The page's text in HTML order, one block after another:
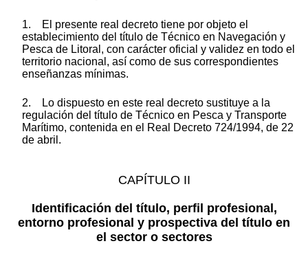
1. El presente real decreto tiene por objeto el
establecimiento del título de Técnico en Navegación y
Pesca de Litoral, con carácter oficial y validez en todo el
territorio nacional, así como de sus correspondientes
enseñanzas mínimas.
2. Lo dispuesto en este real decreto sustituye a la
regulación del título de Técnico en Pesca y Transporte
Marítimo, contenida en el Real Decreto 724/1994, de 22
de abril.
CAPÍTULO II
Identificación del título, perfil profesional,
entorno profesional y prospectiva del título en
el sector o sectores